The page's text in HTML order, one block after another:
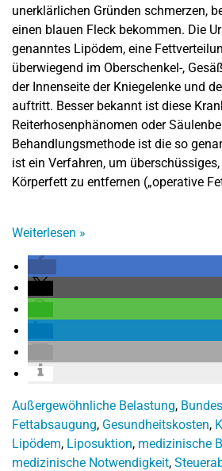
unerklärlichen Gründen schmerzen,
einen blauen Fleck bekommen. Die
genanntes Lipödem, eine
überwiegend im Oberschenkel-,
der Innenseite der Kniegelenke und
auftritt. Besser bekannt ist diese
Reiterhosenphänomen oder
Behandlungsmethode ist die so
ist ein Verfahren, um
Körperfett zu entfernen („operative
Weiterlesen »
Außergewöhnliche Belastung,
Fettabsaugung, Gesundheitskosten,
Lipödem, Liposuktion, medizinische
medizinische Notwendigkeit,